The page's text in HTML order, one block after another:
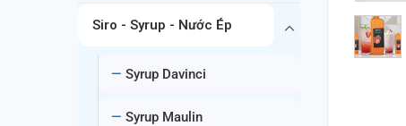
Siro - Syrup - Nước Ép
Syrup Davinci
Syrup Maulin